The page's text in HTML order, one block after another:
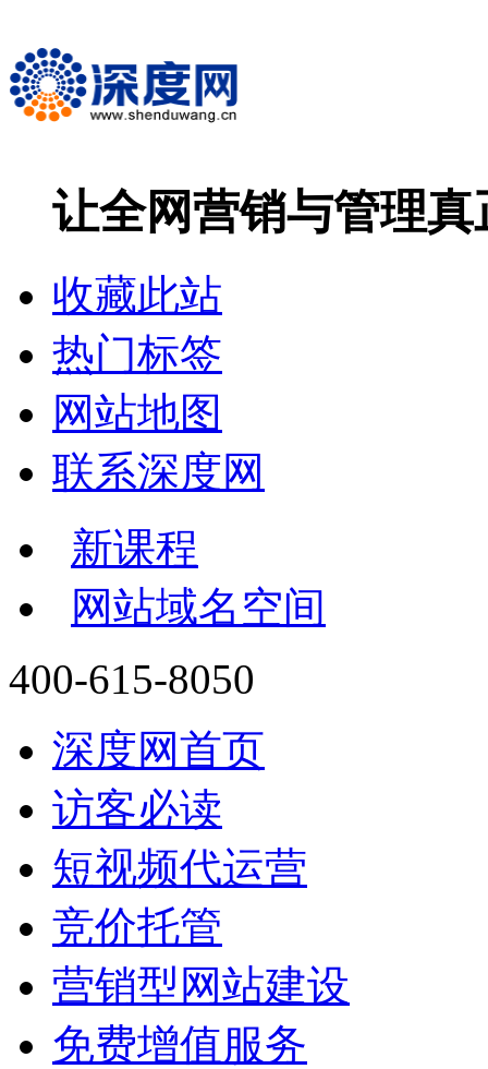
让全网营销与管理真
收藏此站
热门标签
网站地图
联系深度网
新课程
网站域名空间
400-615-8050
深度网首页
访客必读
短视频代运营
竞价托管
营销型网站建设
免费增值服务